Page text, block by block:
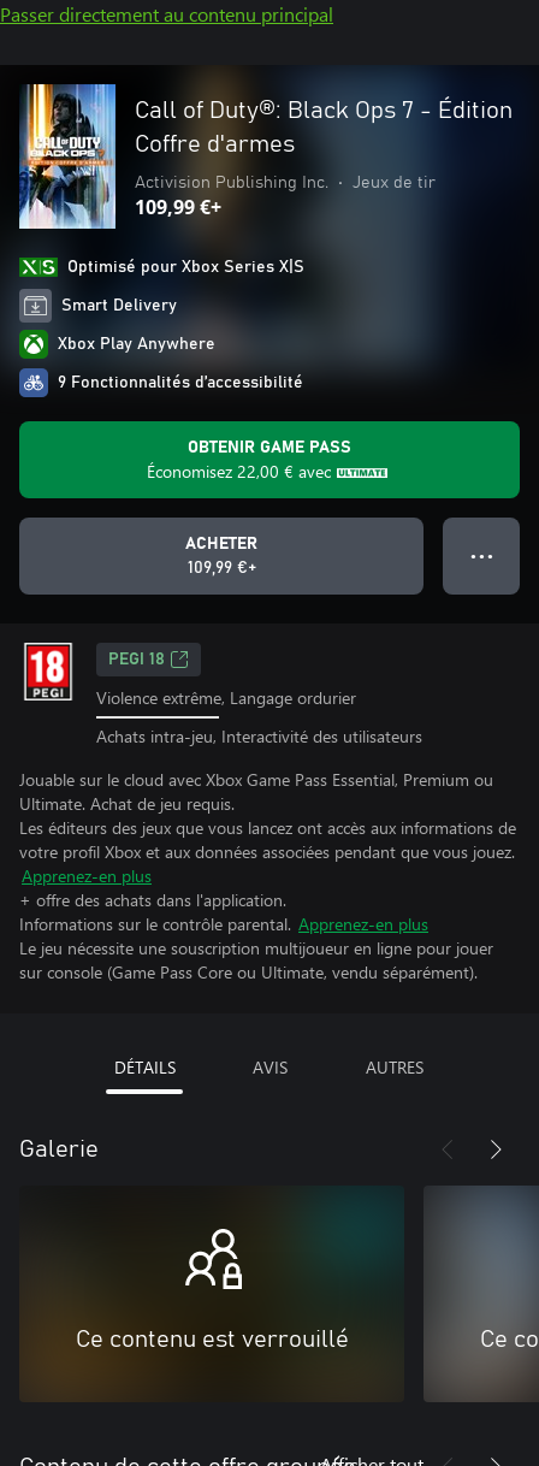
Passer directement au contenu principal
Call of Duty®: Black Ops 7 - Édition
Coffre d'armes
Activision Publishing Inc. • Jeux de tir
109,99 €+
Optimisé pour Xbox Series X|S
Smart Delivery
Xbox Play Anywhere
9 Fonctionnalités d’accessibilité
OBTENIR GAME PASS
Économisez 22,00 € avec
ACHETER
109,99 €+
● ● ●
PEGI 18
Violence extrême, Langage ordurier
Achats intra-jeu, Interactivité des utilisateurs
Jouable sur le cloud avec Xbox Game Pass Essential, Premium ou
Ultimate. Achat de jeu requis.
Les éditeurs des jeux que vous lancez ont accès aux informations de
votre profil Xbox et aux données associées pendant que vous jouez.
Apprenez-en plus
+ offre des achats dans l'application.
Informations sur le contrôle parental. Apprenez-en plus
Le jeu nécessite une souscription multijoueur en ligne pour jouer
sur console (Game Pass Core ou Ultimate, vendu séparément).
DÉTAILS AVIS AUTRES
Galerie
Ce contenu est verrouillé Ce